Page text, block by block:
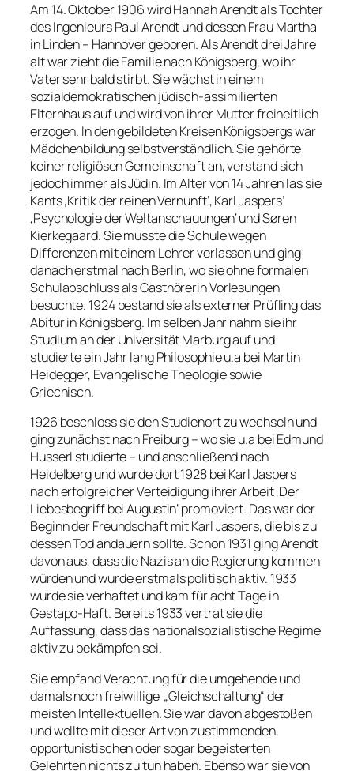
Am 14. Oktober 1906 wird Hannah Arendt als Tochter
des Ingenieurs Paul Arendt und dessen Frau Martha
in Linden – Hannover geboren. Als Arendt drei Jahre
alt war zieht die Familie nach Königsberg, wo ihr
Vater sehr bald stirbt. Sie wächst in einem
sozialdemokratischen jüdisch-assimilierten
Elternhaus auf und wird von ihrer Mutter freiheitlich
erzogen. In den gebildeten Kreisen Königsbergs war
Mädchenbildung selbstverständlich. Sie gehörte
keiner religiösen Gemeinschaft an, verstand sich
jedoch immer als Jüdin. Im Alter von 14 Jahren las sie
Kants ‚Kritik der reinen Vernunft‘, Karl Jaspers’
‚Psychologie der Weltanschauungen‘ und Søren
Kierkegaard. Sie musste die Schule wegen
Differenzen mit einem Lehrer verlassen und ging
danach erstmal nach Berlin, wo sie ohne formalen
Schulabschluss als Gasthörerin Vorlesungen
besuchte. 1924 bestand sie als externer Prüfling das
Abitur in Königsberg. Im selben Jahr nahm sie ihr
Studium an der Universität Marburg auf und
studierte ein Jahr lang Philosophie u.a bei Martin
Heidegger, Evangelische Theologie sowie
Griechisch.
1926 beschloss sie den Studienort zu wechseln und
ging zunächst nach Freiburg – wo sie u.a bei Edmund
Husserl studierte – und anschließend nach
Heidelberg und wurde dort 1928 bei Karl Jaspers
nach erfolgreicher Verteidigung ihrer Arbeit ‚Der
Liebesbegriff bei Augustin‘ promoviert. Das war der
Beginn der Freundschaft mit Karl Jaspers, die bis zu
dessen Tod andauern sollte. Schon 1931 ging Arendt
davon aus, dass die Nazis an die Regierung kommen
würden und wurde erstmals politisch aktiv. 1933
wurde sie verhaftet und kam für acht Tage in
Gestapo-Haft. Bereits 1933 vertrat sie die
Auffassung, dass das nationalsozialistische Regime
aktiv zu bekämpfen sei.
Sie empfand Verachtung für die umgehende und
damals noch freiwillige „Gleichschaltung“ der
meisten Intellektuellen. Sie war davon abgestoßen
und wollte mit dieser Art von zustimmenden,
opportunistischen oder sogar begeisterten
Gelehrten nichts zu tun haben. Ebenso war sie von